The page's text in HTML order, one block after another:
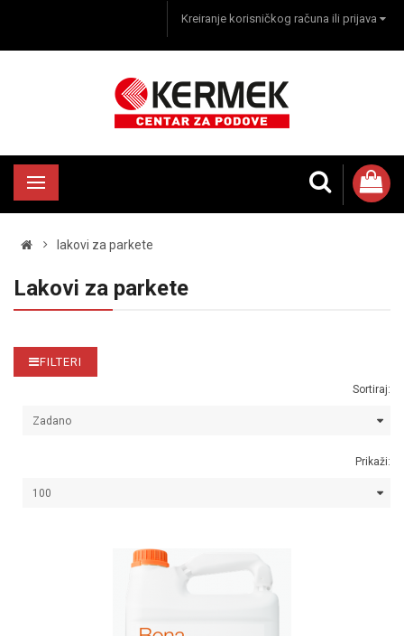
Kreiranje korisničkog računa ili prijava
lakovi za parkete
Lakovi za parkete
FILTERI
Sortiraj:
Prikaži: